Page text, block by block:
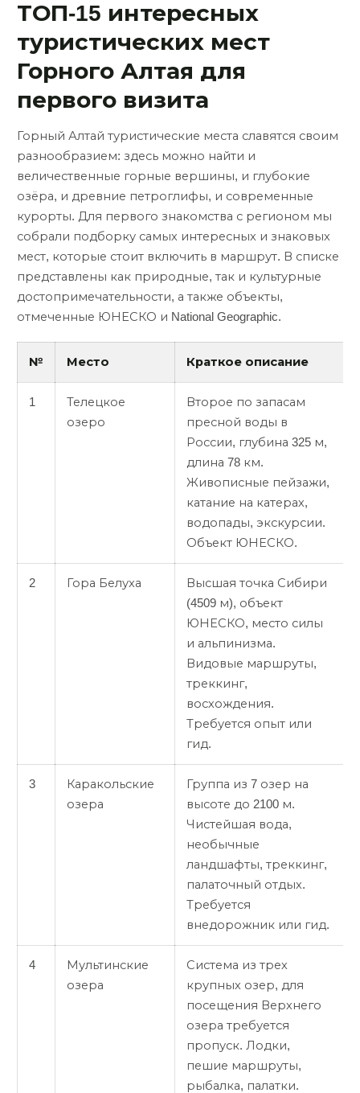
ТОП-15 интересных
туристических мест
Горного Алтая для
первого визита
Горный Алтай туристические места славятся своим
разнообразием: здесь можно найти и
величественные горные вершины, и глубокие
озёра, и древние петроглифы, и современные
курорты. Для первого знакомства с регионом мы
собрали подборку самых интересных и знаковых
мест, которые стоит включить в маршрут. В списке
представлены как природные, так и культурные
достопримечательности, а также объекты,
отмеченные ЮНЕСКО и National Geographic.
№ Место Краткое описание
1
Телецкое
озеро
Второе по запасам
пресной воды в
России, глубина 325 м,
длина 78 км.
Живописные пейзажи,
катание на катерах,
водопады, экскурсии.
Объект ЮНЕСКО.
2 Гора Белуха
Высшая точка Сибири
(4509 м), объект
ЮНЕСКО, место силы
и альпинизма.
Видовые маршруты,
треккинг,
восхождения.
Требуется опыт или
гид.
3
Каракольские
озера
Группа из 7 озер на
высоте до 2100 м.
Чистейшая вода,
необычные
ландшафты, треккинг,
палаточный отдых.
Требуется
внедорожник или гид.
4
Мультинские
озера
Система из трех
крупных озер, для
посещения Верхнего
озера требуется
пропуск. Лодки,
пешие маршруты,
рыбалка, палатки.